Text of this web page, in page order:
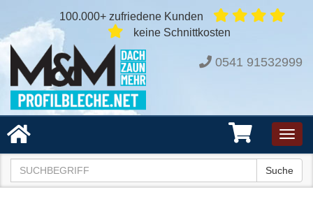
100.000+ zufriedene Kunden
keine Schnittkosten
0541 91532999
Suche